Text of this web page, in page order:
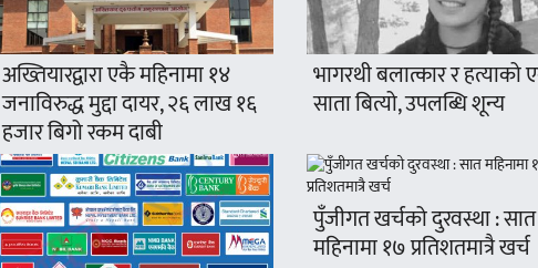
अख्तियारद्वारा एकै महिनामा १४
जनाविरुद्ध मुद्दा दायर, २६ लाख १६
हजार बिगो रकम दाबी
भागरथी बलात्कार र हत्याको
साता बित्यो, उपलब्धि शून्य
पुँजीगत खर्चको दुरवस्था : सात
महिनामा १७ प्रतिशतमात्रै खर्च